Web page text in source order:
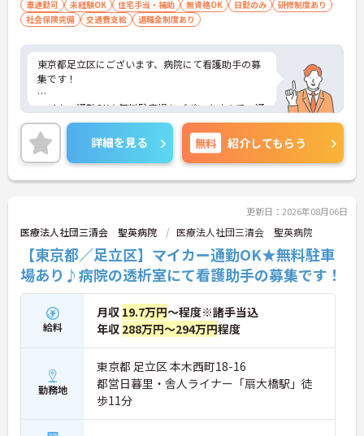
車通勤可 未経験OK 住宅手当・補助 無資格OK 日勤のみ
研修制度あり
社会保険完備
交通費支給 退職金制度あり
東京都足立区にございます、病院にて看護助手の募
集です！
マイカー通勤OK★無料駐車場もございますので、通
勤楽々です♪
ご興味のある方は、マイナビ介護職までお問い合わ
せください。
詳細を見る 無料 紹介してもらう
更新日：2026年08月06日
医療法人社団三清会 聖英病院 医療法人社団三清会 聖英病院
【東京都／足立区】マイカー通勤OK★無料駐車
場あり♪病院の透析室にて看護助手の募集です！
給料
月収 19.7万円～程度※諸手当込
年収 288万円～294万円程度
勤務地
東京都 足立区 本木西町18-16
都営日暮里・舎人ライナー「扇大橋駅」徒
歩11分